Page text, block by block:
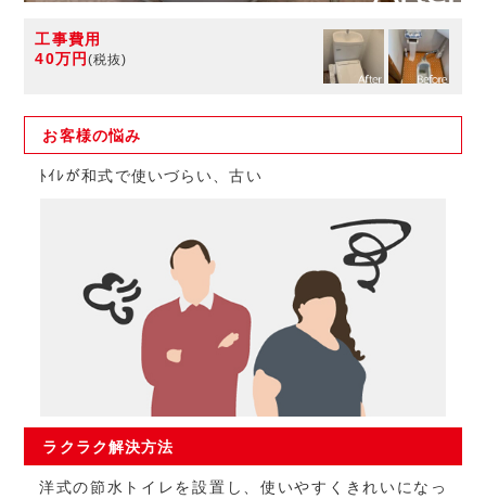
工事費用
40万円 (税抜)
お客様の悩み
ﾄｲﾚが和式で使いづらい、古い
ラクラク解決方法
洋式の節水トイレを設置し、使いやすくきれいになっ